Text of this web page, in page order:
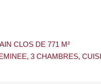
CLOS DE 771 M²
3 CHAMBRES,